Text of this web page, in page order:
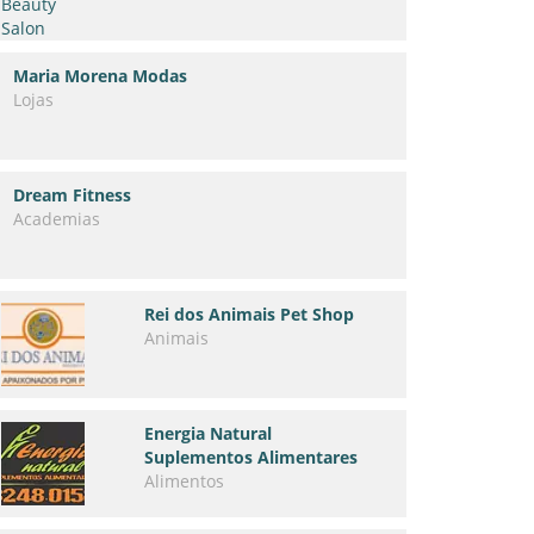
Maria Morena Modas
Lojas
Dream Fitness
Academias
Rei dos Animais Pet Shop
Animais
Energia Natural
Suplementos Alimentares
Alimentos